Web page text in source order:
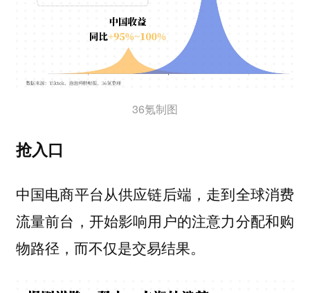
36氪制图
抢入口
中国电商平台从供应链后端，走到全球消费
流量前台，开始影响用户的注意力分配和购
物路径，而不仅是交易结果。